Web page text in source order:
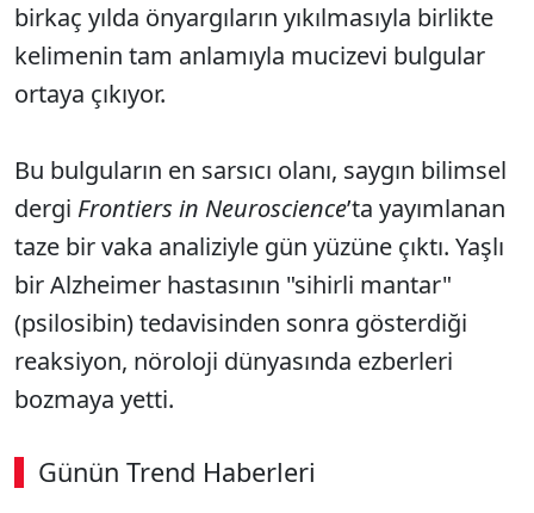
birkaç yılda önyargıların yıkılmasıyla birlikte
kelimenin tam anlamıyla mucizevi bulgular
ortaya çıkıyor.
Bu bulguların en sarsıcı olanı, saygın bilimsel
dergi Frontiers in Neuroscience’ta yayımlanan
taze bir vaka analiziyle gün yüzüne çıktı. Yaşlı
bir Alzheimer hastasının "sihirli mantar"
(psilosibin) tedavisinden sonra gösterdiği
reaksiyon, nöroloji dünyasında ezberleri
bozmaya yetti.
Günün Trend Haberleri